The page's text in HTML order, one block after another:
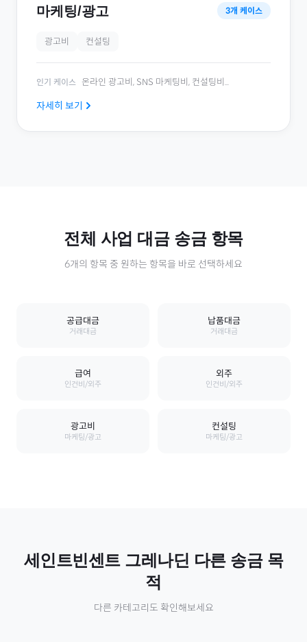
마케팅/광고 3개 케이스
광고비 컨설팅
인기 케이스 온라인 광고비, SNS 마케팅비, 컨설팅비 ...
자세히 보기
전체 사업 대금송금 항목
6개의 항목 중 원하는 항목을 바로 선택하세요
공급대금
거래대금
납품대금
거래대금
급여
인건비/외주
외주
인건비/외주
광고비
마케팅/광고
컨설팅
마케팅/광고
세인트빈센트 그레나딘 다른 송금 목
적
다른 카테고리도 확인해보세요